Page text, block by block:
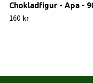
Chokladfigur - Apa -
160 kr